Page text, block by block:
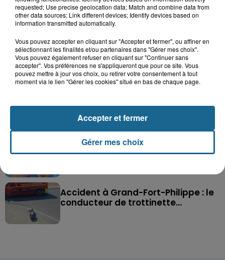
Saint-Omer : un enfant gravement brûlé
après l'explosion d'un jouet...
Lucas s'en est allé brutalement...
Disparition inquiétante à Cappelle-
la-Grande : Michael, 41 ans...
Accident à Grand-Fort-Philippe : le
conducteur de trottinette...
requested; Use precise geolocation data; Match and combine data from
other data sources; Link different devices; Identify devices based on
information transmitted automatically.
Vous pouvez accepter en cliquant sur "Accepter et fermer", ou affiner en
sélectionnant les finalités et/ou partenaires dans "Gérer mes choix".
Vous pouvez également refuser en cliquant sur "Continuer sans
accepter". Vos préférences ne s'appliqueront que pour ce site. Vous
pouvez mettre à jour vos choix, ou retirer votre consentement à tout
moment via le lien "Gérer les cookies" situé en bas de chaque page.
Gérer mes choix
Accepter et fermer